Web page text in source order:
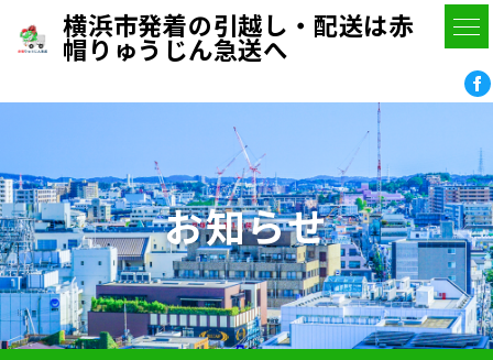
横浜市発着の引越し・配送は赤
帽りゅうじん急送へ
お知らせ